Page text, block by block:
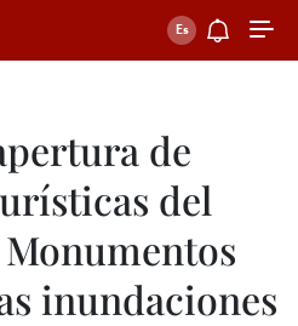
de
del
inundaciones